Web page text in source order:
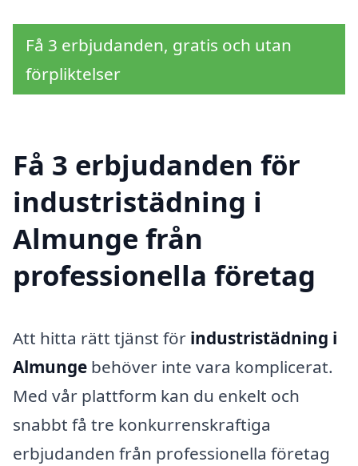
Få 3 erbjudanden, gratis och utan
förpliktelser
Få 3 erbjudanden för
industristädning i
Almunge från
professionella företag
Att hitta rätt tjänst för industristädning i
Almunge behöver inte vara komplicerat.
Med vår plattform kan du enkelt och
snabbt få tre konkurrenskraftiga
erbjudanden från professionella företag